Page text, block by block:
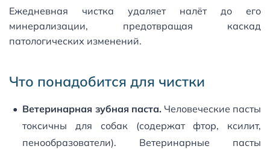
Ежедневная чистка удаляет налёт до его
минерализации, предотвращая каскад
патологических изменений.
Что понадобится для чистки
Ветеринарная зубная паста. Человеческие пасты
токсичны для собак (содержат фтор, ксилит,
пенообразователи). Ветеринарные пасты